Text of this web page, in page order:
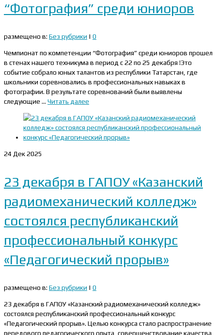
“Фотография” среди юниоров
размещено в: Без рубрики | 0
Чемпионат по компетенции “Фотография” среди юниоров прошел
в стенах нашего техникума в период с 22 по 25 декабря !Это
событие собрало юных талантов из республики Татарстан, где
школьники соревновались в профессиональных навыках в
фотографии. В результате соревнований были выявлены
следующие … Читать далее
24 Дек 2025
23 декабря в ГАПОУ «Казанский
радиомеханический колледж»
состоялся республиканский
профессиональный конкурс
«Педагогический прорыв»
размещено в: Без рубрики | 0
23 декабря в ГАПОУ «Казанский радиомеханический колледж»
состоялся республиканский профессиональный конкурс
«Педагогический прорыв». Целью конкурса стало распространение
передового педагогического опыта, совершенствование качества